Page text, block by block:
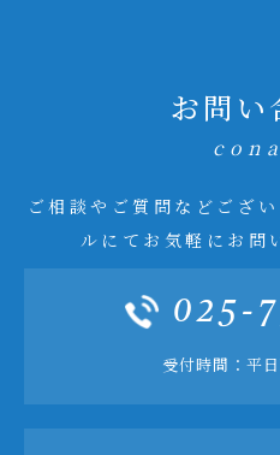
お問い
ご相談やご質問などござ
ルにてお気軽にお問
025-
受付時間：平